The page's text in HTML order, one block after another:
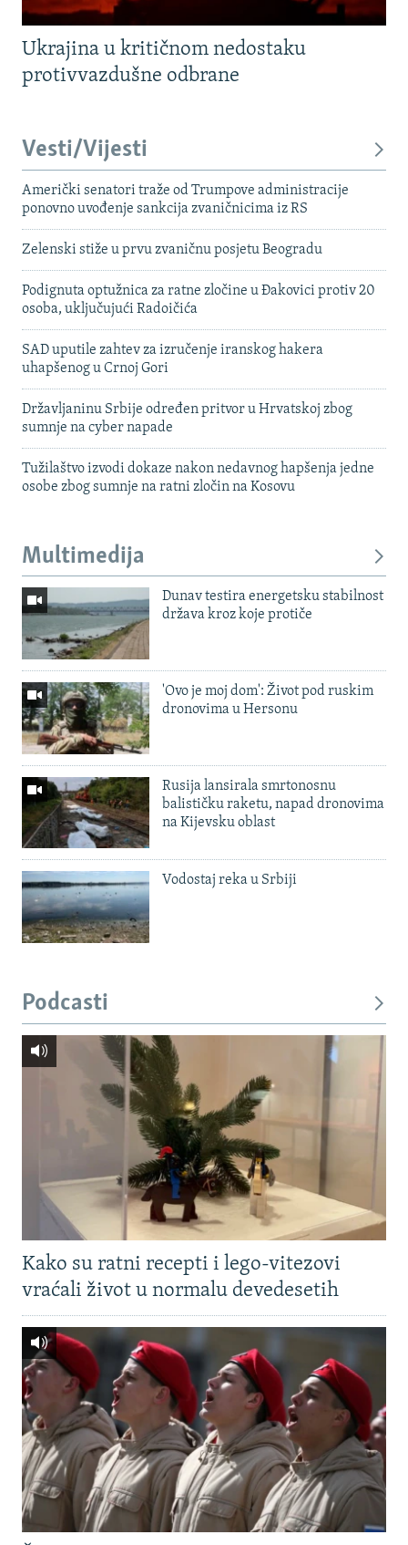
Ukrajina u kritičnom nedostaku
protivvazdušne odbrane
Vesti/Vijesti
Američki senatori traže od Trumpove administracije
ponovno uvođenje sankcija zvaničnicima iz RS
Zelenski stiže u prvu zvaničnu posjetu Beogradu
Podignuta optužnica za ratne zločine u Đakovici protiv 20
osoba, uključujući Radoičića
SAD uputile zahtev za izručenje iranskog hakera
uhapšenog u Crnoj Gori
Državljaninu Srbije određen pritvor u Hrvatskoj zbog
sumnje na cyber napade
Tužilaštvo izvodi dokaze nakon nedavnog hapšenja jedne
osobe zbog sumnje na ratni zločin na Kosovu
Multimedija
Dunav testira energetsku stabilnost
država kroz koje protiče
'Ovo je moj dom': Život pod ruskim
dronovima u Hersonu
Rusija lansirala smrtonosnu
balističku raketu, napad dronovima
na Kijevsku oblast
Vodostaj reka u Srbiji
Podcasti
Kako su ratni recepti i lego-vitezovi
vraćali život u normalu devedesetih